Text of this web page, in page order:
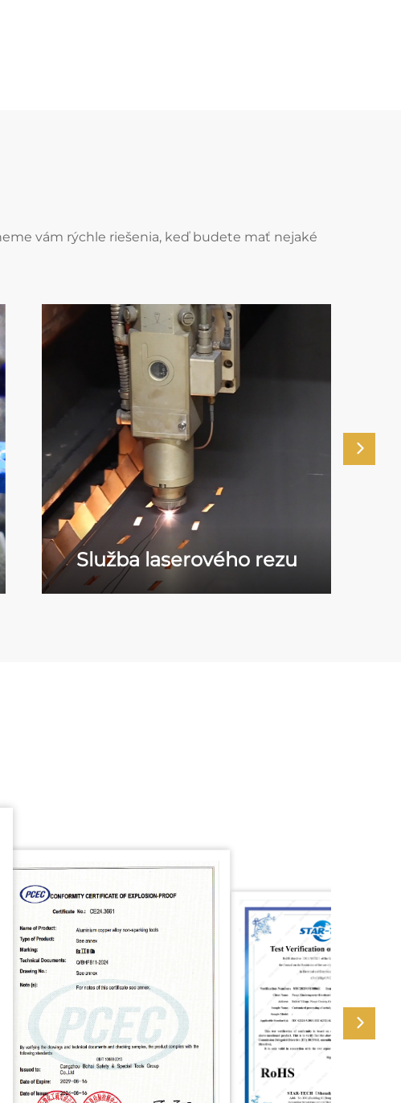
vám rýchle riešenia, keď budete mať nejaké
Služba laserového rezu